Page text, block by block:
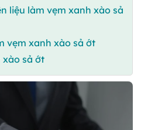
liệu làm vẹm xanh xào sả
vẹm xanh xào sả ớt
xào sả ớt